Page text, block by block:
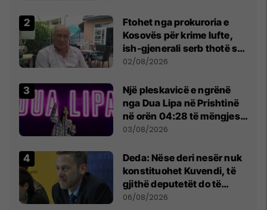
Ftohet nga prokuroria e
Kosovës për krime lufte,
ish-gjenerali serb thotë se
dikush e tradhtoi në
02/08/2026
Një pleskavicë e ngrënë
nga Dua Lipa në Prishtinë
në orën 04:28 të mëngjesit
- dhe bota digjitale serbe
03/08/2026
Deda: Nëse deri nesër nuk
konstituohet Kuvendi, të
gjithë deputetët do të
bëjnë shkelje të rëndë
06/08/2026